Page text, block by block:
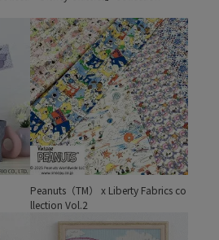
Peanuts（TM） x Liberty Fabrics co
llection Vol.2